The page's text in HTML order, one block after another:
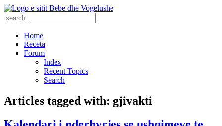
Home
Receta
Forum
Index
Recent Topics
Search
Articles tagged with: gjivakti